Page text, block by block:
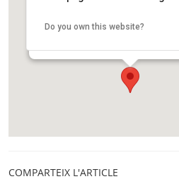
Centre de Cultura Contemporània
Carrer de Montalegre, 5
Do you own this website?
COMPARTEIX L'ARTICLE